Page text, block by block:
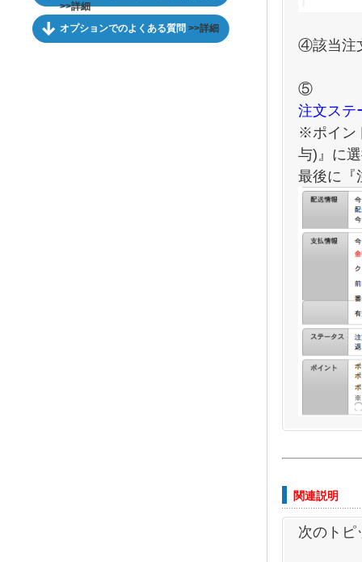
>>詳細
オプションでのよくある質問 >>詳細
④該当注
⑤
注文ステ
※ポイン
与)』に
最後に『
関連説明
次のトピ